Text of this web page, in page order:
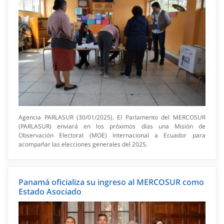
Agencia PARLASUR (30/01/2025). El Parlamento del MERCOSUR
(PARLASUR) enviará en los próximos días una Misión de
Observación Electoral (MOE) Internacional a Ecuador para
acompañar las elecciones generales del 2025.
Panamá oficializa su ingreso al MERCOSUR como
Estado Asociado